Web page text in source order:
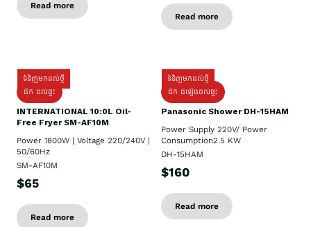
Read more
Read more
ទំនិញមកដល់ថ្មី
ដឹក ដល់ផ្ទះ
INTERNATIONAL 10:0L Oil-
Free Fryer SM-AF10M
Power 1800W | Voltage 220/240V |
50/60Hz
SM-AF10M
$65
Read more
ទំនិញមកដល់ថ្មី
ដឹក ដំឡើងដល់ផ្ទះ
Panasonic Shower DH-15HAM
Power Supply​ 220V/ Power
Consumption2.5 KW
DH-15HAM
$160
Read more